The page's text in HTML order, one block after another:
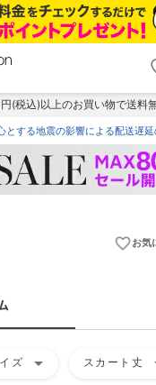
(税込)以上のお買い物で送料
とする地震の影響による配送遅
favorite_borderお気
ズ arrow_drop_down スカート丈